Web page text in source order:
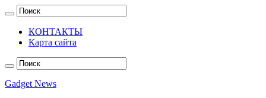
КОНТАКТЫ
Карта сайта
Gadget News